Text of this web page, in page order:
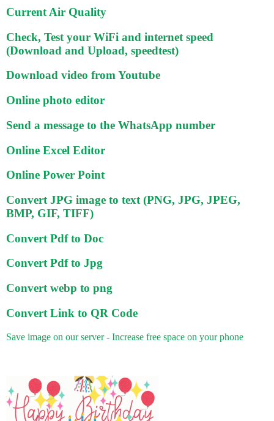
Current Air Quality
Check, Test your WiFi and internet speed
(Download and Upload, speedtest)
Download video from Youtube
Online photo editor
Send a message to the WhatsApp number
Online Excel Editor
Online Power Point
Convert JPG image to text (PNG, JPG, JPEG,
BMP, GIF, TIFF)
Convert Pdf to Doc
Convert Pdf to Jpg
Convert webp to png
Convert Link to QR Code
Save image on our server - Increase free space on your phone